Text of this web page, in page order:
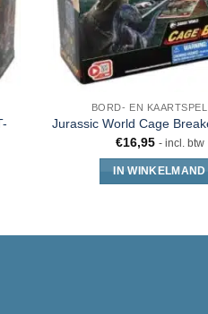
BORD- EN
Jurassic World Cage
€16,95 - incl. btw
IN WINKELMAND